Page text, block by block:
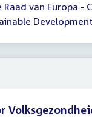
van Europa -
Development